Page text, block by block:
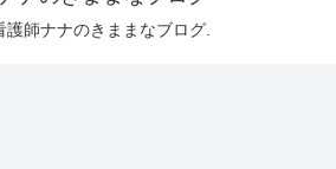
師ナナのきままなブログ.